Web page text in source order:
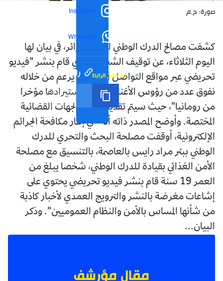
Instagram
WhatsApp
رابط مختصر تم نسخ الرابط
صورة: ح.م
كشفت مصالح الدرك الوطني لولاية الجزائر، في بيان لها
اليوم الثلاثاء، عن توقيف الشخص الذي قام بنشر "فيديو
تحريضي عبر مواقع التواصل الاجتماعي يزعم من خلاله
نفوق عدد من رؤوس الأغنام التي تم استيرادها مؤخرا
من رومانيا"، حيث سيتم تقديمه أمام الجهات القضائية
المختصة. وأوضح المصدر ذاته أنه "في إطار مكافحة الجرائم
الإلكترونية، أوقفت مصلحة البحث والتحري للدرك
الوطني ببئر مراد رايس بالعاصمة، بالتنسيق مع مصلحة
الأمن الغذائي بقيادة للدرك الوطني، شخصا يبلغ من
العمر 19 سنة قام بنشر فيديو تحريضي يحتوي على
إشاعات مغرضة بالنشر والترويج العمدي لأخبار كاذبة
من شأنها المساس بالأمن والنظام العموميين". وذكر
البيان...